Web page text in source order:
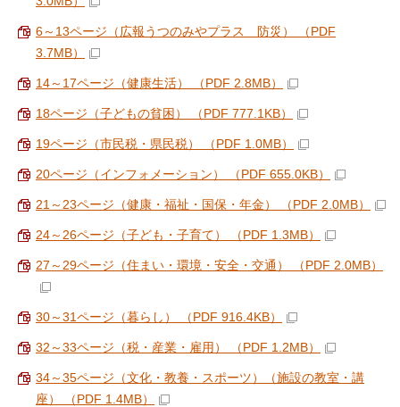
6～13ページ（広報うつのみやプラス 防災） （PDF
3.7MB）
14～17ページ（健康生活） （PDF 2.8MB）
18ページ（子どもの貧困） （PDF 777.1KB）
19ページ（市民税・県民税） （PDF 1.0MB）
20ページ（インフォメーション） （PDF 655.0KB）
21～23ページ（健康・福祉・国保・年金） （PDF 2.0MB）
24～26ページ（子ども・子育て） （PDF 1.3MB）
27～29ページ（住まい・環境・安全・交通） （PDF 2.0MB）
30～31ページ（暮らし） （PDF 916.4KB）
32～33ページ（税・産業・雇用） （PDF 1.2MB）
34～35ページ（文化・教養・スポーツ）（施設の教室・講
座） （PDF 1.4MB）